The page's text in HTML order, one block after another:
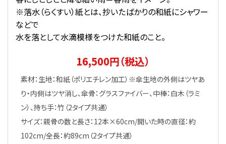
※落水（らくすい）紙とは、抄いたばかりの和紙にシャワー
などで
水を落として水滴模様をつけた和紙のこと。
16,500円（税込）
素材：生地：和紙（ポリエチレン加工）※傘生地の外側はツヤあ
り・内側はツヤ消し、傘骨：グラスファイバー、中棒：白木（ラミ
ン）、持ち手：竹（2タイプ共通）
サイズ：親骨の数と長さ：12本×60cm/開いた時の直径：約
102cm/全長：約89cm（2タイプ共通）